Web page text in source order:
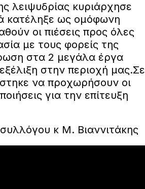
λειψυδρίας κυριάρχησε
κατέληξε ως ομόφωνη
οι πιέσεις προς όλες
με τους φορείς της
στα 2 μεγάλα έργα
στην περιοχή μας.Σε
να προχωρήσουν οι
για την επίτευξη
κ Μ. Βιαννιτάκης